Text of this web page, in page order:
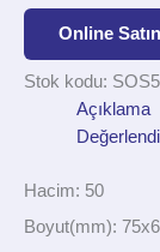
Online
Stok kodu:
Açıklama
Hacim: 50
Boyut(mm):